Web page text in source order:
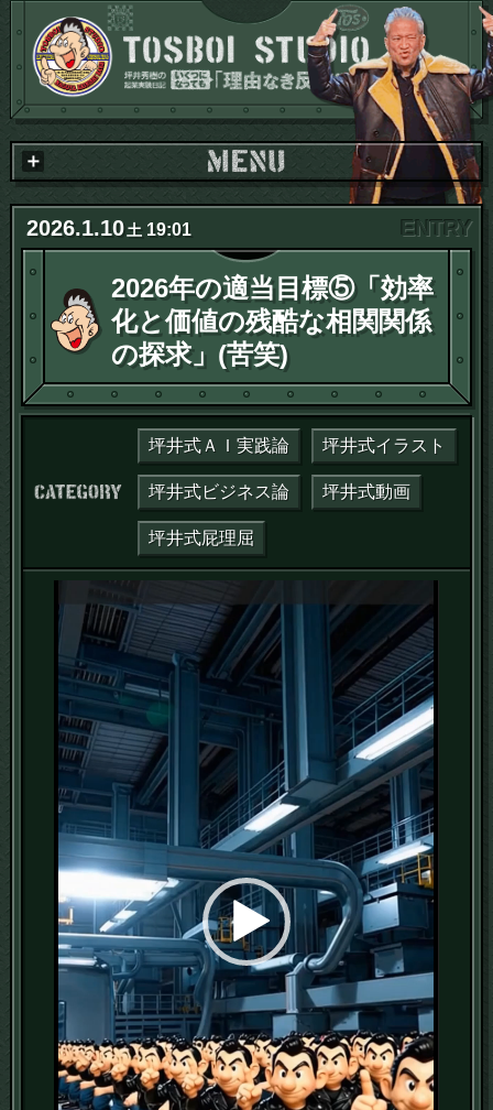
2026.1.10土 19:01
2026年の適当目標⑤「効率
化と価値の残酷な相関関係
の探求」(苦笑)
カテゴリー：
坪井式ＡＩ実践論 坪井式イラスト
坪井式ビジネス論 坪井式動画
坪井式屁理屈
画
プ
レ
ー
ヤ
ー